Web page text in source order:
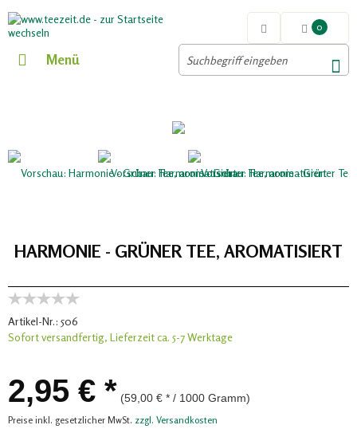
0
Menü
HARMONIE - GRÜNER TEE, AROMATISIERT
Artikel-Nr.: 506
Sofort versandfertig, Lieferzeit ca. 5-7 Werktage
2,95 € * (59,00 € * / 1000 Gramm)
Preise inkl. gesetzlicher MwSt. zzgl. Versandkosten